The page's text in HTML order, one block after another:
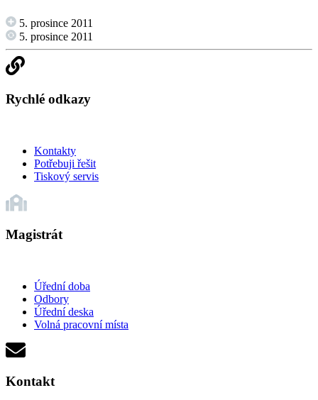
5. prosince 2011
5. prosince 2011
Rychlé odkazy
Kontakty
Potřebuji řešit
Tiskový servis
Magistrát
Úřední doba
Odbory
Úřední deska
Volná pracovní místa
Kontakt